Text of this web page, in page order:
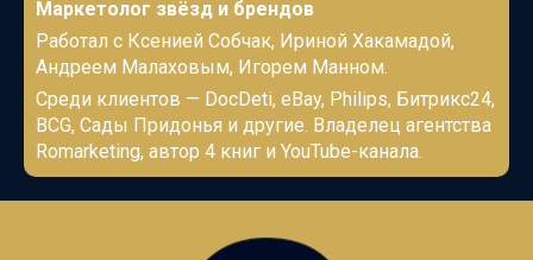
Маркетолог звёзд и брендов
Работал с Ксенией Собчак, Ириной Хакамадой,
Андреем Малаховым, Игорем Манном.
Среди клиентов — DocDeti, eBay, Philips, Битрикс24,
BCG, Сады Придонья и другие. Владелец агентства
Romarketing, автор 4 книг и YouTube-канала.